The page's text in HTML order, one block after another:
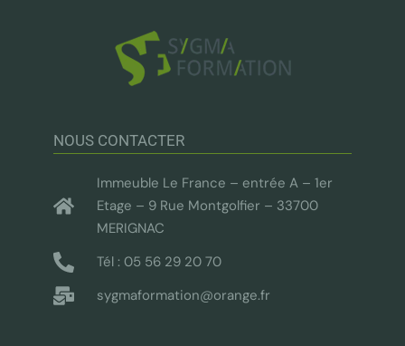
NOUS CONTACTER
Immeuble Le France – entrée A – 1er
Etage – 9 Rue Montgolfier – 33700
MERIGNAC
Tél : 05 56 29 20 70
sygmaformation@orange.fr